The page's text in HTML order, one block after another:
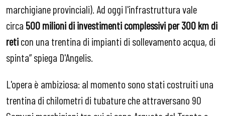
marchigiane provinciali). Ad oggi l'infrastruttura vale
circa 500 milioni di investimenti complessivi per 300 km di
reticon una trentina di impianti di sollevamento acqua, di
spinta” spiega D'Angelis.
L'opera è ambiziosa: al momento sono stati costruiti una
trentina di chilometri di tubature che attraversano 90